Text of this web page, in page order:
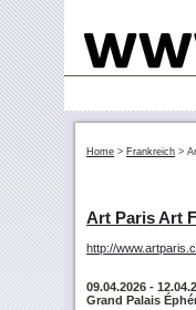
Home > Frankreich >
Art Paris Art
http://
09.04.2026 -
Grand Palais